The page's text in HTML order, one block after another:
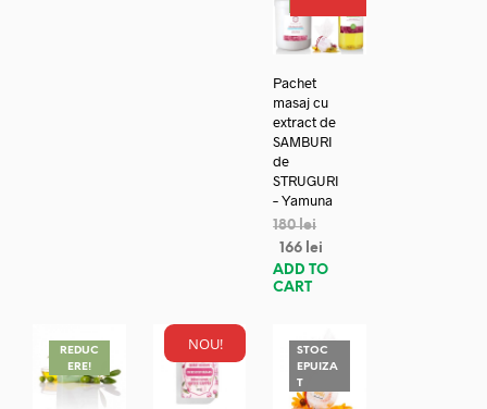
Pachet
masaj cu
extract de
SAMBURI
de
STRUGURI
– Yamuna
180lei
166 lei
ADD TO
CART
REDUC
ERE!
NOU!
STOC
EPUIZA
T